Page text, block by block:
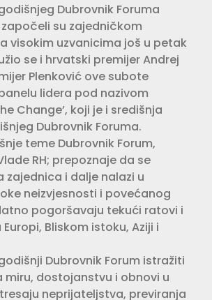
Dubrovnik Foruma
su zajedničkom
visokim uzvanicima još u petak
se i hrvatski premijer Andrej
Plenković ove subote
lidera pod nazivom
Change’, koji je i središnja
Dubrovnik Foruma.
teme Dubrovnik Forum,
RH; prepoznaje da se
zajednica i dalje nalazi u
neizvjesnosti i povećanog
pogoršavaju tekući ratovi i
Bliskom istoku, Aziji i
Dubrovnik Forum istražiti
miru, dostojanstvu i obnovi u
neprijateljstva, previranja